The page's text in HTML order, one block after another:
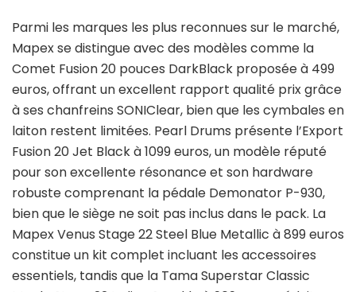
Parmi les marques les plus reconnues sur le marché,
Mapex se distingue avec des modèles comme la
Comet Fusion 20 pouces DarkBlack proposée à 499
euros, offrant un excellent rapport qualité prix grâce
à ses chanfreins SONIClear, bien que les cymbales en
laiton restent limitées. Pearl Drums présente l’Export
Fusion 20 Jet Black à 1099 euros, un modèle réputé
pour son excellente résonance et son hardware
robuste comprenant la pédale Demonator P-930,
bien que le siège ne soit pas inclus dans le pack. La
Mapex Venus Stage 22 Steel Blue Metallic à 899 euros
constitue un kit complet incluant les accessoires
essentiels, tandis que la Tama Superstar Classic